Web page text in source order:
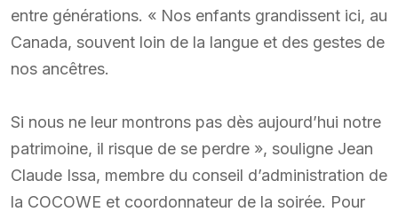
entre générations. « Nos enfants grandissent ici, au
Canada, souvent loin de la langue et des gestes de
nos ancêtres.
Si nous ne leur montrons pas dès aujourd’hui notre
patrimoine, il risque de se perdre », souligne Jean
Claude Issa, membre du conseil d’administration de
la COCOWE et coordonnateur de la soirée. Pour